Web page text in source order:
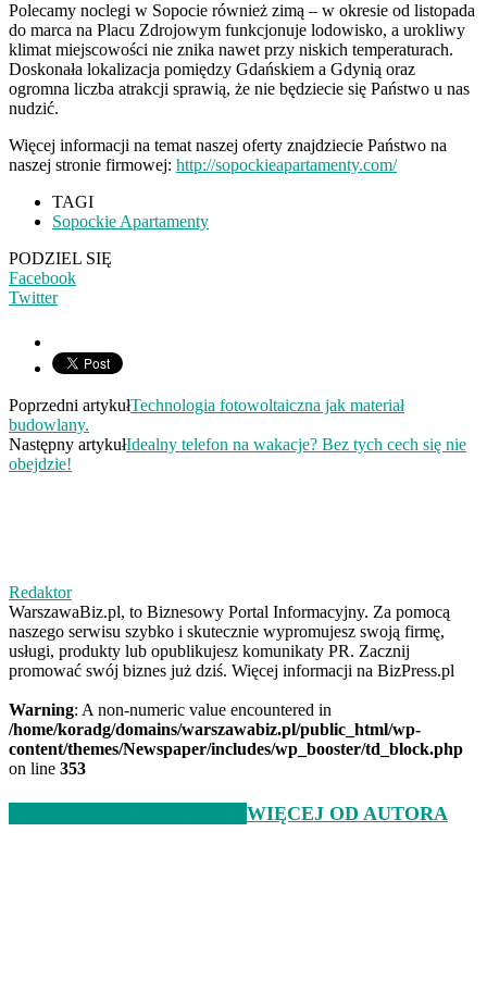
Polecamy noclegi w Sopocie również zimą – w okresie od listopada
do marca na Placu Zdrojowym funkcjonuje lodowisko, a urokliwy
klimat miejscowości nie znika nawet przy niskich temperaturach.
Doskonała lokalizacja pomiędzy Gdańskiem a Gdynią oraz
ogromna liczba atrakcji sprawią, że nie będziecie się Państwo u nas
nudzić.
Więcej informacji na temat naszej oferty znajdziecie Państwo na
naszej stronie firmowej: http://sopockieapartamenty.com/
TAGI
Sopockie Apartamenty
PODZIEL SIĘ
Facebook
Twitter
Poprzedni artykułTechnologia fotowoltaiczna jak materiał
budowlany.
Następny artykułIdealny telefon na wakacje? Bez tych cech się nie
obejdzie!
Redaktor
WarszawaBiz.pl, to Biznesowy Portal Informacyjny. Za pomocą
naszego serwisu szybko i skutecznie wypromujesz swoją firmę,
usługi, produkty lub opublikujesz komunikaty PR. Zacznij
promować swój biznes już dziś. Więcej informacji na BizPress.pl
Warning: A non-numeric value encountered in
/home/koradg/domains/warszawabiz.pl/public_html/wp-
content/themes/Newspaper/includes/wp_booster/td_block.php
on line 353
WIĘCEJ OD AUTORA